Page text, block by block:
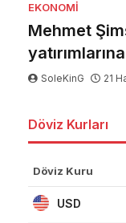
EKONOMI
Mehmet
SoleKinG 21
Döviz Kurları
Döviz Kuru
USD